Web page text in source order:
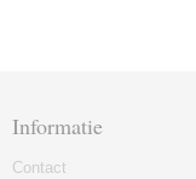
Informatie
Contact